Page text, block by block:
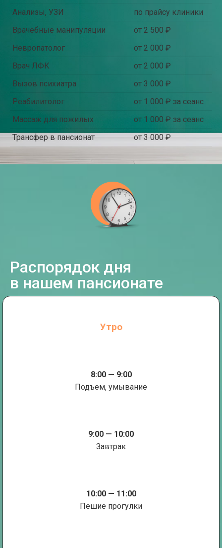
Анализы, УЗИ
по прайсу клиники
Врачебные манипуляции
от 2 500 ₽
Невропатолог
от 2 000 ₽
Врач ЛФК
от 2 000 ₽
Вызов психиатра
от 3 000 ₽
Реабилитолог
от 1 000 ₽ за сеанс
Массаж для пожилых
от 1 000 ₽ за сеанс
Трансфер в пансионат
от 3 000 ₽
Распорядок дня
в нашем пансионате
Утро
8:00 — 9:00
Подъем, умывание
9:00 — 10:00
Завтрак
10:00 — 11:00
Пешие прогулки